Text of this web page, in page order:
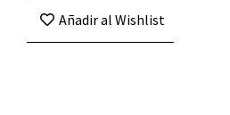
Añadir al Wishlist